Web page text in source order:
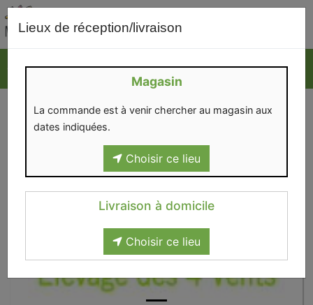
Lieux de réception/livraison
Magasin
La commande est à venir chercher au magasin aux
dates indiquées.
Choisir ce lieu
Livraison à domicile
Choisir ce lieu